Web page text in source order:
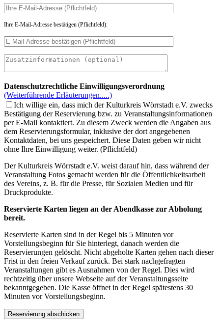
Ihre E-Mail-Adresse bestätigen (Pflichtfeld):
Datenschutzrechtliche Einwilligungsverordnung
(Weiterführende Erläuterungen.....)
Ich willige ein, dass mich der Kulturkreis Wörrstadt e.V. zwecks
Bestätigung der Reservierung bzw. zu Veranstaltungsinformationen
per E-Mail kontaktiert. Zu diesem Zweck werden die Angaben aus
dem Reservierungsformular, inklusive der dort angegebenen
Kontaktdaten, bei uns gespeichert. Diese Daten geben wir nicht
ohne Ihre Einwilligung weiter. (Pflichtfeld)
Der Kulturkreis Wörrstadt e.V. weist darauf hin, dass während der
Veranstaltung Fotos gemacht werden für die Öffentlichkeitsarbeit
des Vereins, z. B. für die Presse, für Sozialen Medien und für
Druckprodukte.
Reservierte Karten liegen an der Abendkasse zur Abholung
bereit.
Reservierte Karten sind in der Regel bis 5 Minuten vor
Vorstellungsbeginn für Sie hinterlegt, danach werden die
Reservierungen gelöscht. Nicht abgeholte Karten gehen nach dieser
Frist in den freien Verkauf zurück. Bei stark nachgefragten
Veranstaltungen gibt es Ausnahmen von der Regel. Dies wird
rechtzeitig über unsere Webseite auf der Veranstaltungsseite
bekanntgegeben. Die Kasse öffnet in der Regel spätestens 30
Minuten vor Vorstellungsbeginn.